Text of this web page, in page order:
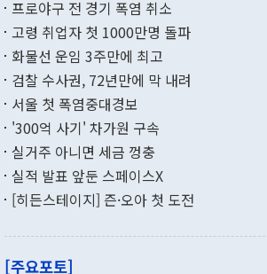
무너졌다고
함께 4자 대
"우리의 선
관은 업무
며 월간 기
196.9% 급
수출은
기록했지만
로 전환됐다.
는 배당수입
프로야구 전 경기 폭염 취소
고령 취업자 첫 1000만명 돌파
화물선 운임 3주만에 최고
검찰 수사권, 72년만에 막 내려
서울 첫 폭염중대경보
'300억 사기' 차가원 구속
실거주 아니면 세금 껑충
실적 발표 앞둔 스페이스X
[히든스테이지] 즌·오아 첫 도전
[주요포토]